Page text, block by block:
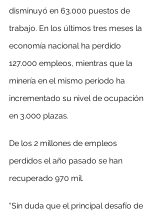
disminuyó en 63.000 puestos de
trabajo. En los últimos tres meses la
economía nacional ha perdido
127.000 empleos, mientras que la
minería en el mismo periodo ha
incrementado su nivel de ocupación
en 3.000 plazas.
De los 2 millones de empleos
perdidos el año pasado se han
recuperado 970 mil.
“Sin duda que el principal desafío de